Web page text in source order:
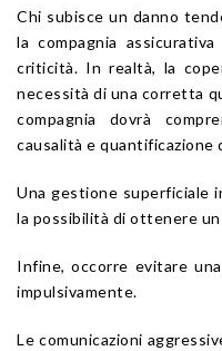
Chi subisce un danno
la compagnia
criticità. In realtà, la
necessità di una corretta
compagnia dovrà
causalità e quantificazione
Una gestione superficiale
la possibilità di ottenere
Infine, occorre evitare
impulsivamente.
Le comunicazioni